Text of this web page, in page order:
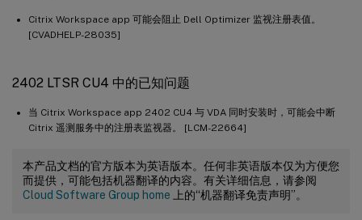
Citrix Workspace app 可能会阻止 Dell Optimizer 监视注册表值。
[CVADHELP-28035]
2402 LTSR CU4 中的已知问题
当 Citrix Workspace app 2402 CU4 与 VDA 同时安装时，可能会中断
Citrix 遥测服务中的注册表监视器。 [LCM-22664]
本产品文档的官方版本为英语版本。任何非英语版本仅为方便您
而提供，可能包括机器翻译的内容。有关详细信息，请参阅
Cloud Software Group home 上的“机器翻译免责声明”。